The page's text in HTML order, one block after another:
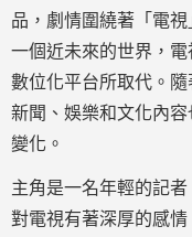
品，劇情圍繞著「電
一個近未來的世界，
數位化平台所取代。
新聞、娛樂和文化內
變化。
主角是一名年輕的記
對電視有著深厚的感